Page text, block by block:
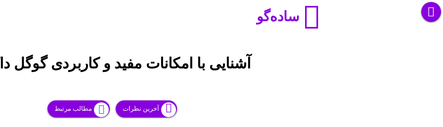
ساده‌گو
آشنایی با امکانات مفید و کاربردی گوگل
آخرین نظرات مطالب مرتبط